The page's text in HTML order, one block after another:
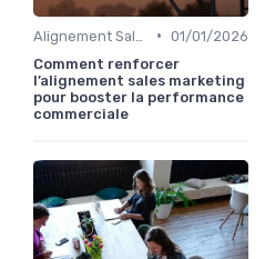
• 01/01/2026
Comment renforcer
l’alignement sales marketing
pour booster la performance
commerciale